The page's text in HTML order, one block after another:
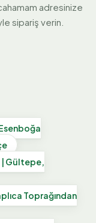
adresinize
sipariş verin.
| Gültepe,
Toprağından